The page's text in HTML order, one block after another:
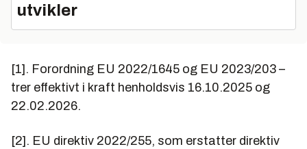
utvikler
[1]. Forordning EU 2022/1645 og EU 2023/203 –
trer effektivt i kraft henholdsvis 16.10.2025 og
22.02.2026.
[2]. EU direktiv 2022/255, som erstatter direktiv